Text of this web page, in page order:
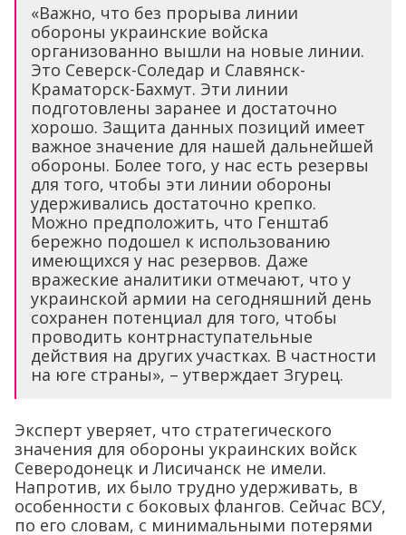
«Важно, что без прорыва линии
обороны украинские войска
организованно вышли на новые линии.
Это Северск-Соледар и Славянск-
Краматорск-Бахмут. Эти линии
подготовлены заранее и достаточно
хорошо. Защита данных позиций имеет
важное значение для нашей дальнейшей
обороны. Более того, у нас есть резервы
для того, чтобы эти линии обороны
удерживались достаточно крепко.
Можно предположить, что Генштаб
бережно подошел к использованию
имеющихся у нас резервов. Даже
вражеские аналитики отмечают, что у
украинской армии на сегодняшний день
сохранен потенциал для того, чтобы
проводить контрнаступательные
действия на других участках. В частности
на юге страны», – утверждает Згурец.
Эксперт уверяет, что стратегического
значения для обороны украинских войск
Северодонецк и Лисичанск не имели.
Напротив, их было трудно удерживать, в
особенности с боковых флангов. Сейчас ВСУ,
по его словам, с минимальными потерями